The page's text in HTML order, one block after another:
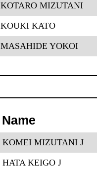
KOTARO MIZUTANI
KOUKI KATO
MASAHIDE YOKOI
Name
KOMEI MIZUTANI J
HATA KEIGO J